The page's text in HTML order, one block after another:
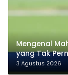
Mengenal
yang Tak
3 Agustus 2026